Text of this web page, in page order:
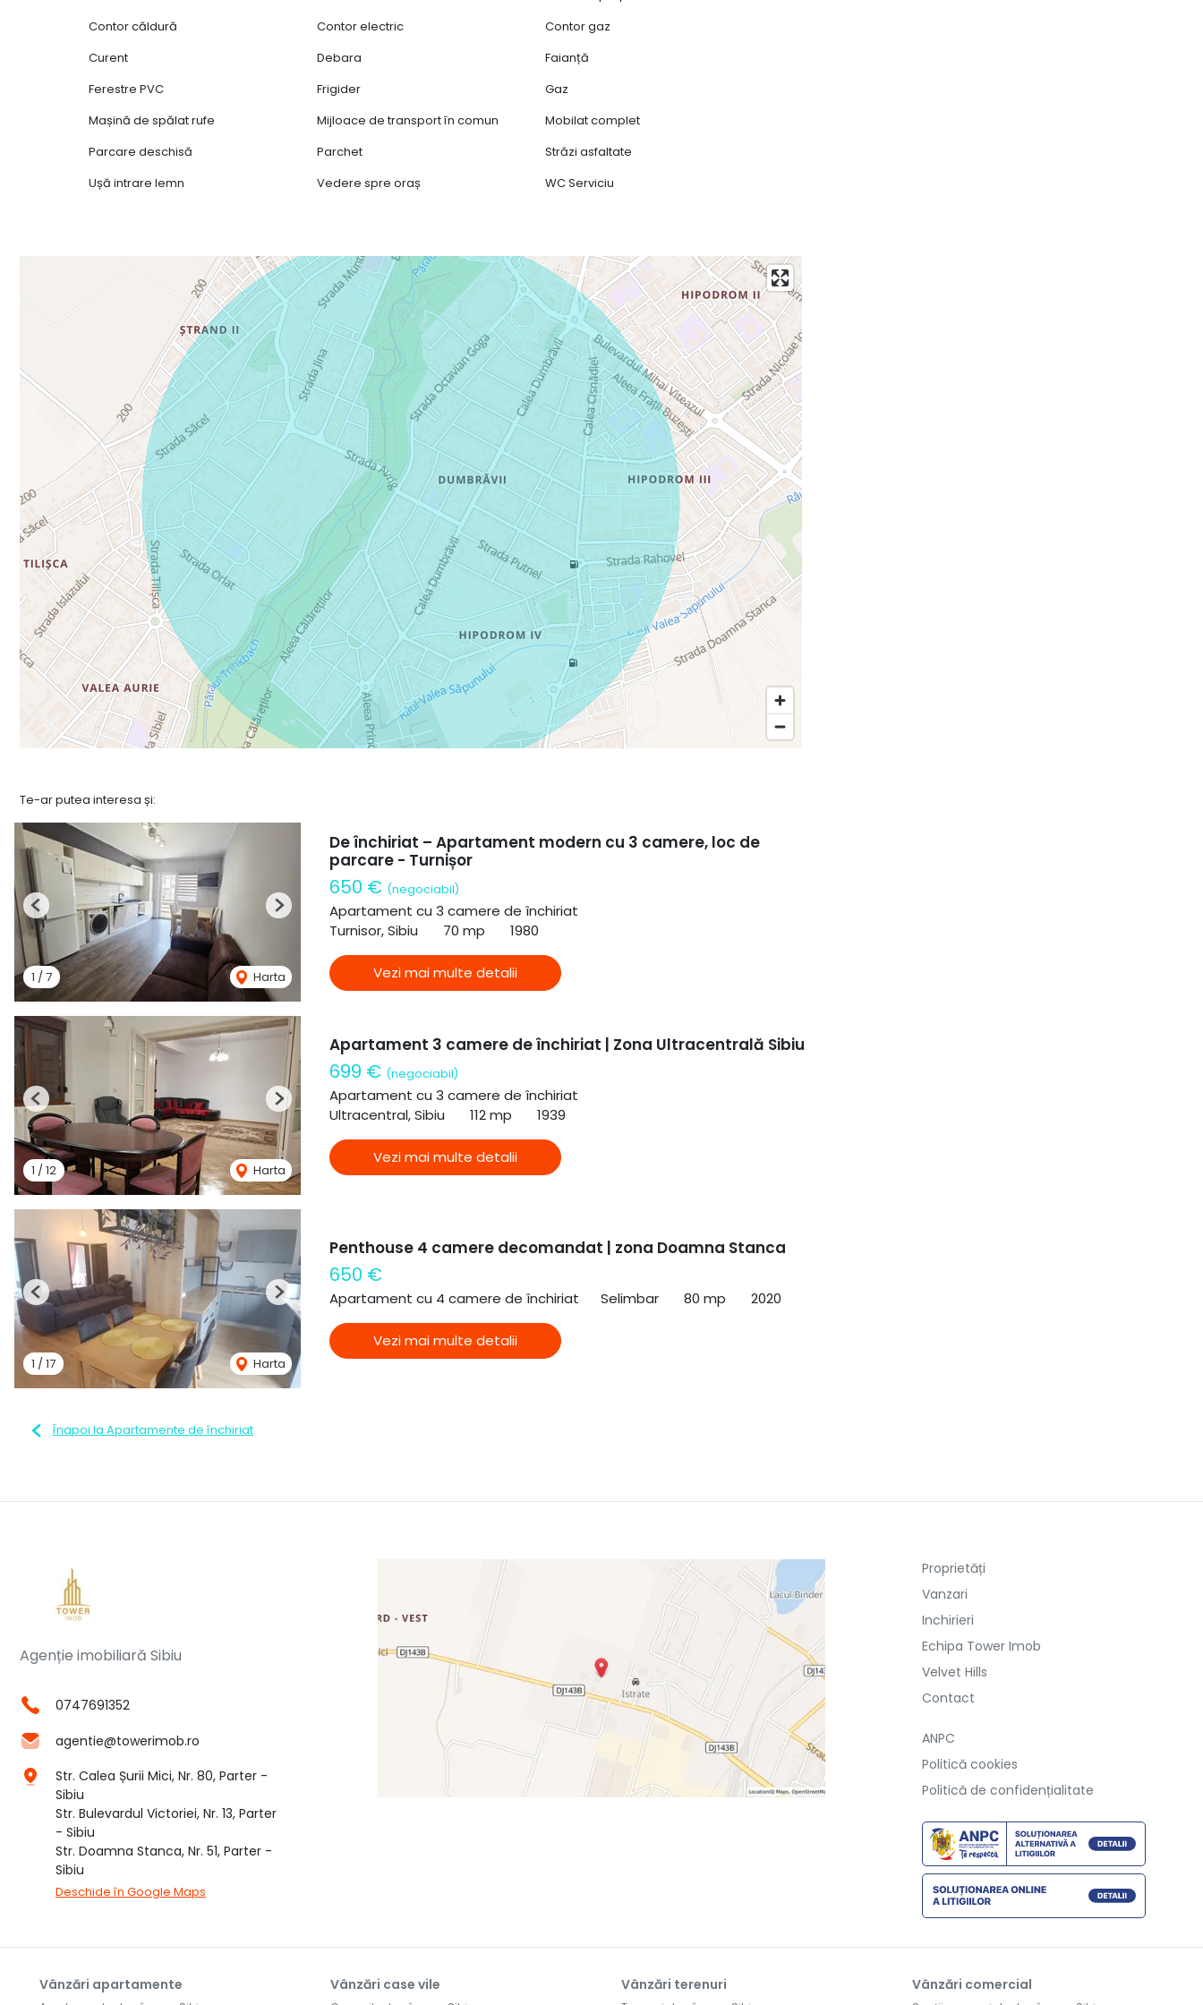
Contor căldură
Contor electric
Contor gaz
Curent
Debara
Faianță
Ferestre PVC
Frigider
Gaz
Mașină de spălat rufe
Mijloace de transport în comun
Mobilat complet
Parcare deschisă
Parchet
Străzi asfaltate
Ușă intrare lemn
Vedere spre oraș WC Serviciu
Te-ar putea interesa și:
1 /7 Harta
Previous Next
De închiriat – Apartament modern cu 3 camere, loc de
parcare - Turnișor
650 € (negociabil)
Apartament cu 3 camere de închiriat
Turnisor, Sibiu
70 mp 1980
Vezi mai multe detalii
1 /12 Harta
Previous Next
Apartament 3 camere de închiriat | Zona Ultracentrală Sibiu
699 € (negociabil)
Apartament cu 3 camere de închiriat
Ultracentral, Sibiu
112 mp 1939
Vezi mai multe detalii
1 /17 Harta
Previous Next
Penthouse 4 camere decomandat | zona Doamna Stanca
650 €
Apartament cu 4 camere de închiriat Selimbar 80 mp 2020
Vezi mai multe detalii
Înapoi la Apartamente de închiriat
Agenție imobiliară Sibiu
0747691352
agentie@towerimob.ro
Str. Calea Șurii Mici, Nr. 80, Parter -
Sibiu
Str. Bulevardul Victoriei, Nr. 13, Parter
- Sibiu
Str. Doamna Stanca, Nr. 51, Parter -
Sibiu
Deschide în Google Maps
Proprietăți
Vanzari
Inchirieri
Echipa Tower Imob
Velvet Hills
Contact
ANPC
Politică cookies
Politică de confidențialitate
Vânzări apartamente Vânzări case vile Vânzări terenuri Vânzări comercial